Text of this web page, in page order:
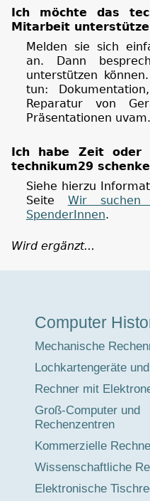
Ich möchte das
Mitarbeit
Melden sie sich
an. Dann
unterstützen
tun:
Reparatur von
Präsentationen uvam.
Ich habe Zeit oder
technikum29
Siehe hierzu
Seite Wir suchen
SpenderInnen.
Wird ergänzt...
Computer
Mechanische
Lochkartengeräte
Rechner mit
Groß-Computer und
Rechenzentren
Kommerzielle
Wissenschaftliche
Elektronische